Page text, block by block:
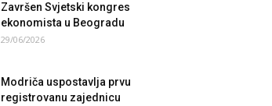
Završen Svjetski kongres
ekonomista u Beogradu
29/06/2026
Modriča uspostavlja prvu
registrovanu zajednicu